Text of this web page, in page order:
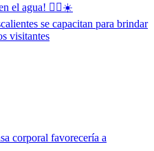
el agua! 🏊‍♀️☀️
se capacitan para brindar
visitantes
corporal favorecería a